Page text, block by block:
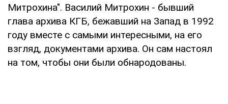
Митрохина". Василий Митрохин - бывший
глава архива КГБ, бежавший на Запад в 1992
году вместе с самыми интересными, на его
взгляд, документами архива. Он сам настоял
на том, чтобы они были обнародованы.